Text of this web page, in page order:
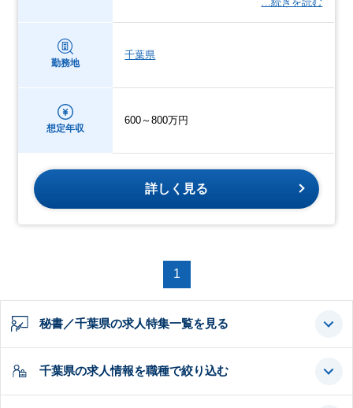
勤務地
千葉県
想定年収
600～800万円
詳しく見る
1
秘書／千葉県の求人特集一覧を見る
千葉県の求人情報を職種で絞り込む